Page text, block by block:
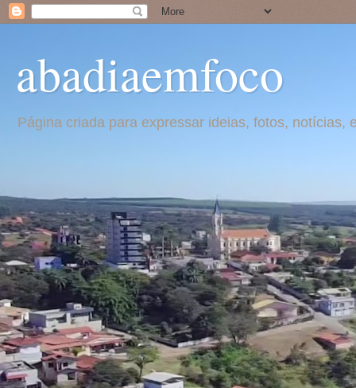
abadiaemfoco
Página criada para expressar ideias, fotos,